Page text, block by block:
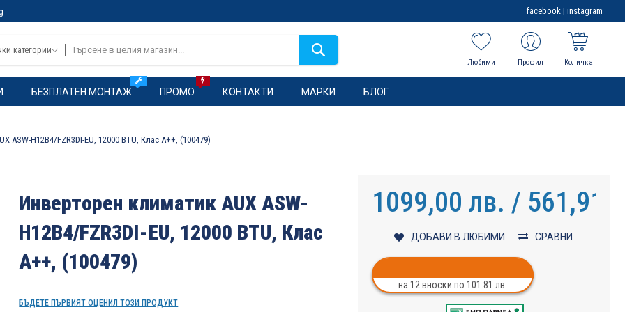
facebook | instagram
категории
Любими Профил Количка
БЕЗПЛАТЕН МОНТАЖ ПРОМО КОНТАКТИ МАРКИ БЛОГ
ASW-H12B4/FZR3DI-EU, 12000 BTU, Клас A++, (100479)
Инверторен климатик AUX ASW-
H12B4/FZR3DI-EU, 12000 BTU, Клас
A++, (100479)
БЪДЕТЕ ПЪРВИЯТ ОЦЕНИЛ ТОЗИ ПРОДУКТ
1099,00 лв. / 561,91 €
ДОБАВИ В ЛЮБИМИ СРАВНИ
на 12 вноски по 101.81 лв.